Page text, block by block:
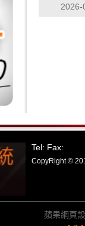
2026-
Tel: Fax:
CopyRight ©
蘋果網頁